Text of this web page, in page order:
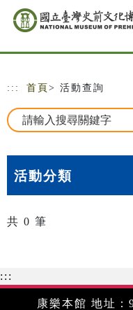
跳到主要內容
網站導覽
::: 首頁 > 活動查詢
活動分類
共 0 筆
:::
康樂本館 地址：